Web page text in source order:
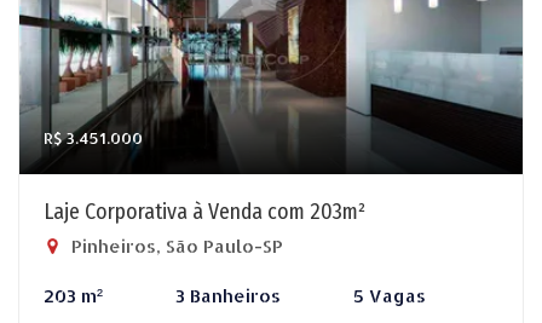
R$ 3.451.000
Laje Corporativa à Venda com 203m²
Pinheiros, São Paulo-SP
203 m² 3 Banheiros 5 Vagas